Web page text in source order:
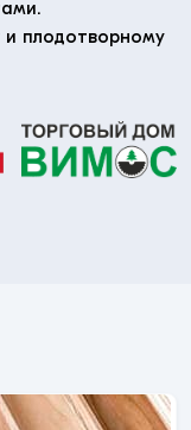
плодотворному